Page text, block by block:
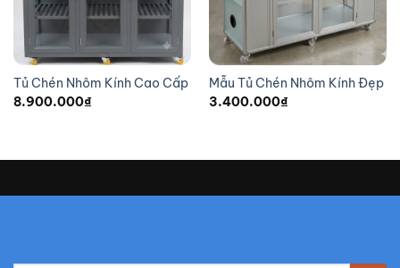
Tủ Chén Nhôm Kính Cao Cấp
8.900.000₫
Mẫu Tủ Chén Nhôm Kính Đẹp
3.400.000₫